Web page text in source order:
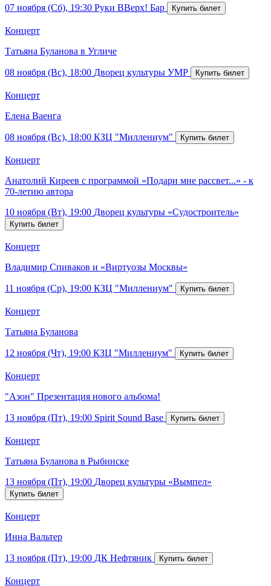
07 ноября (Сб), 19:30 Руки ВВерх! Бар
Концерт
Татьяна Буланова в Угличе
08 ноября (Вс), 18:00 Дворец культуры УМР
Концерт
Елена Ваенга
08 ноября (Вс), 18:00 КЗЦ "Миллениум"
Концерт
Анатолий Киреев с программой «Подари мне рассвет...» - к
70-летию автора
10 ноября (Вт), 19:00 Дворец культуры «Судостроитель»
Концерт
Владимир Спиваков и «Виртуозы Москвы»
11 ноября (Ср), 19:00 КЗЦ "Миллениум"
Концерт
Татьяна Буланова
12 ноября (Чт), 19:00 КЗЦ "Миллениум"
Концерт
"Азон" Презентация нового альбома!
13 ноября (Пт), 19:00 Spirit Sound Base
Концерт
Татьяна Буланова в Рыбинске
13 ноября (Пт), 19:00 Дворец культуры «Вымпел»
Концерт
Инна Вальтер
13 ноября (Пт), 19:00 ДК Нефтяник
Концерт